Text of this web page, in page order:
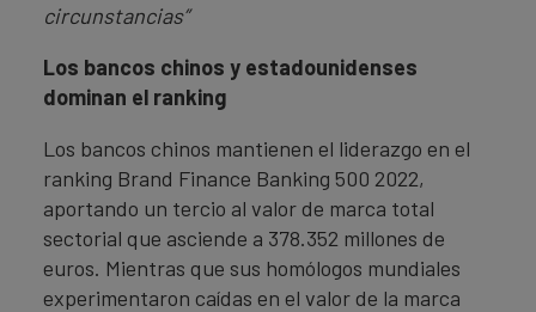
circunstancias”
Los bancos chinos y estadounidenses
dominan el ranking
Los bancos chinos mantienen el liderazgo en el
ranking Brand Finance Banking 500 2022,
aportando un tercio al valor de marca total
sectorial que asciende a 378.352 millones de
euros. Mientras que sus homólogos mundiales
experimentaron caídas en el valor de la marca